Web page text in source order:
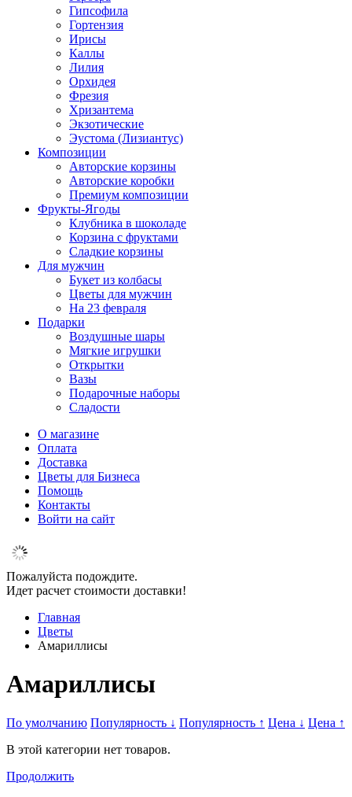
Гипсофила
Гортензия
Ирисы
Каллы
Лилия
Орхидея
Фрезия
Хризантема
Экзотические
Эустома (Лизиантус)
Композиции
Авторские корзины
Авторские коробки
Премиум композиции
Фрукты-Ягоды
Клубника в шоколаде
Корзина с фруктами
Сладкие корзины
Для мужчин
Букет из колбасы
Цветы для мужчин
На 23 февраля
Подарки
Воздушные шары
Мягкие игрушки
Открытки
Вазы
Подарочные наборы
Сладости
О магазине
Оплата
Доставка
Цветы для Бизнеса
Помощь
Контакты
Войти на сайт
Пожалуйста подождите.
Идет расчет стоимости доставки!
Главная
Цветы
Амариллисы
Амариллисы
По умолчанию Популярность ↓ Популярность ↑ Цена ↓ Цена ↑
В этой категории нет товаров.
Продолжить